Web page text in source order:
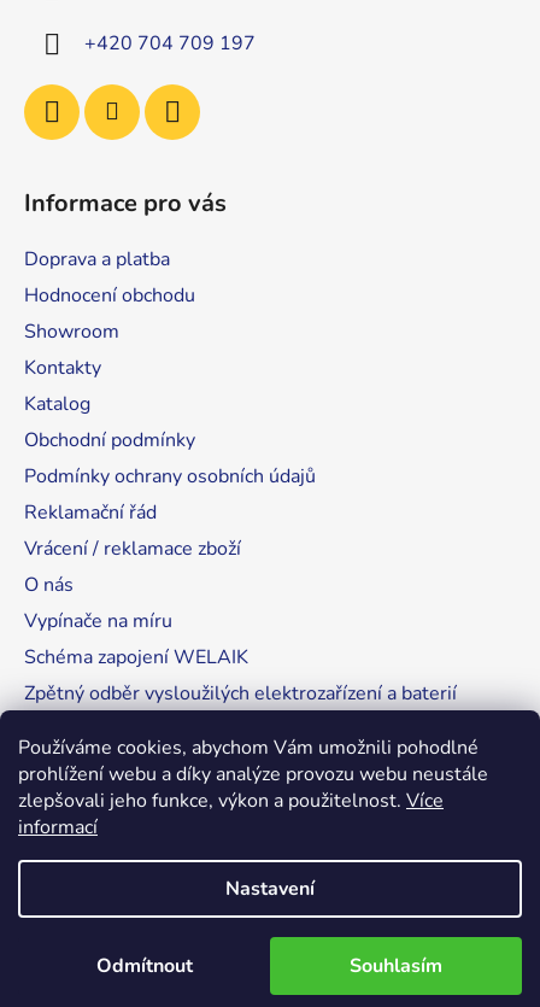
Používáme cookies, abychom Vám umožnili pohodlné
prohlížení webu a díky analýze provozu webu neustále
zlepšovali jeho funkce, výkon a použitelnost. Více
informací
Nastavení
Odmítnout Souhlasím
+420 704 709 197
Informace pro vás
Doprava a platba
Hodnocení obchodu
Showroom
Kontakty
Katalog
Obchodní podmínky
Podmínky ochrany osobních údajů
Reklamační řád
Vrácení / reklamace zboží
O nás
Vypínače na míru
Schéma zapojení WELAIK
Zpětný odběr vysloužilých elektrozařízení a baterií
RozsvítímeSvět.cz
Vytvořil Shoptet
Copyright 2026WELAIK-cesko.cz. Všechna práva
Upravit nastavení cookies